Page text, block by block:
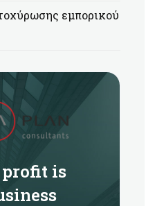
εμπορικού
is